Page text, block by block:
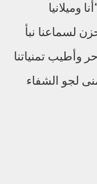
لسماعنا نبأ
وأطيب تمنياتنا
لجو الشفاء